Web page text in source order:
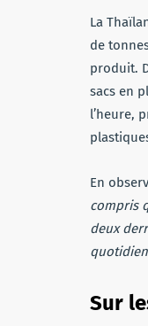
La
de
produit.
sacs en
l’heure,
En
compris
deux
Sur